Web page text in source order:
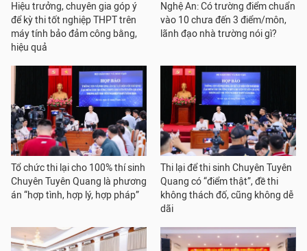
Hiệu trưởng, chuyên gia góp ý
để kỳ thi tốt nghiệp THPT trên
máy tính bảo đảm công bằng,
hiệu quả
Nghệ An: Có trường điểm chuẩn
vào 10 chưa đến 3 điểm/môn,
lãnh đạo nhà trường nói gì?
Tổ chức thi lại cho 100% thí sinh
Chuyên Tuyên Quang là phương
án “hợp tình, hợp lý, hợp pháp”
Thi lại để thi sinh Chuyên Tuyên
Quang có “điểm thật”, đề thi
không thách đố, cũng không dễ
dãi